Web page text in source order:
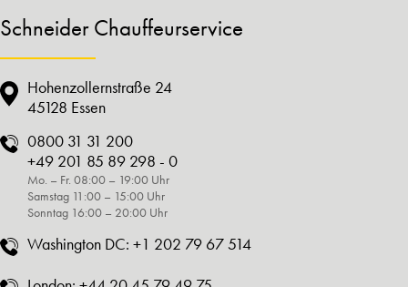
Schneider Chauffeurservice
Hohenzollernstraße 24
45128 Essen
0800 31 31 200
+49 201 85 89 298 - 0
Mo. – Fr. 08:00 – 19:00 Uhr
Samstag 11:00 – 15:00 Uhr
Sonntag 16:00 – 20:00 Uhr
Washington DC: +1 202 79 67 514